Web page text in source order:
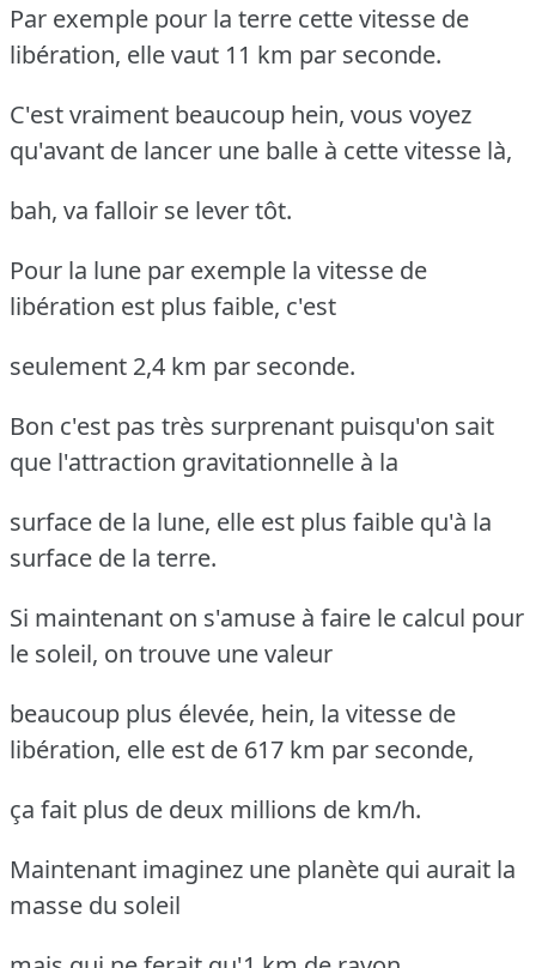
Par exemple pour la terre cette vitesse de
libération, elle vaut 11 km par seconde.
C'est vraiment beaucoup hein, vous voyez
qu'avant de lancer une balle à cette vitesse là,
bah, va falloir se lever tôt.
Pour la lune par exemple la vitesse de
libération est plus faible, c'est
seulement 2,4 km par seconde.
Bon c'est pas très surprenant puisqu'on sait
que l'attraction gravitationnelle à la
surface de la lune, elle est plus faible qu'à la
surface de la terre.
Si maintenant on s'amuse à faire le calcul pour
le soleil, on trouve une valeur
beaucoup plus élevée, hein, la vitesse de
libération, elle est de 617 km par seconde,
ça fait plus de deux millions de km/h.
Maintenant imaginez une planète qui aurait la
masse du soleil